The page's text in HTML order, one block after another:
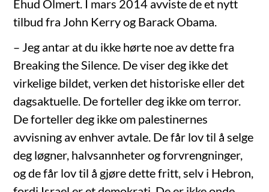
Ehud Olmert. I mars 2014 avviste de et nytt
tilbud fra John Kerry og Barack Obama.
– Jeg antar at du ikke hørte noe av dette fra
Breaking the Silence. De viser deg ikke det
virkelige bildet, verken det historiske eller det
dagsaktuelle. De forteller deg ikke om terror.
De forteller deg ikke om palestinernes
avvisning av enhver avtale. De får lov til å selge
deg løgner, halvsannheter og forvrengninger,
og de får lov til å gjøre dette fritt, selv i Hebron,